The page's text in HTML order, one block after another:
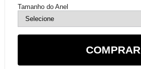
Tamanho do Anel
COMPRAR